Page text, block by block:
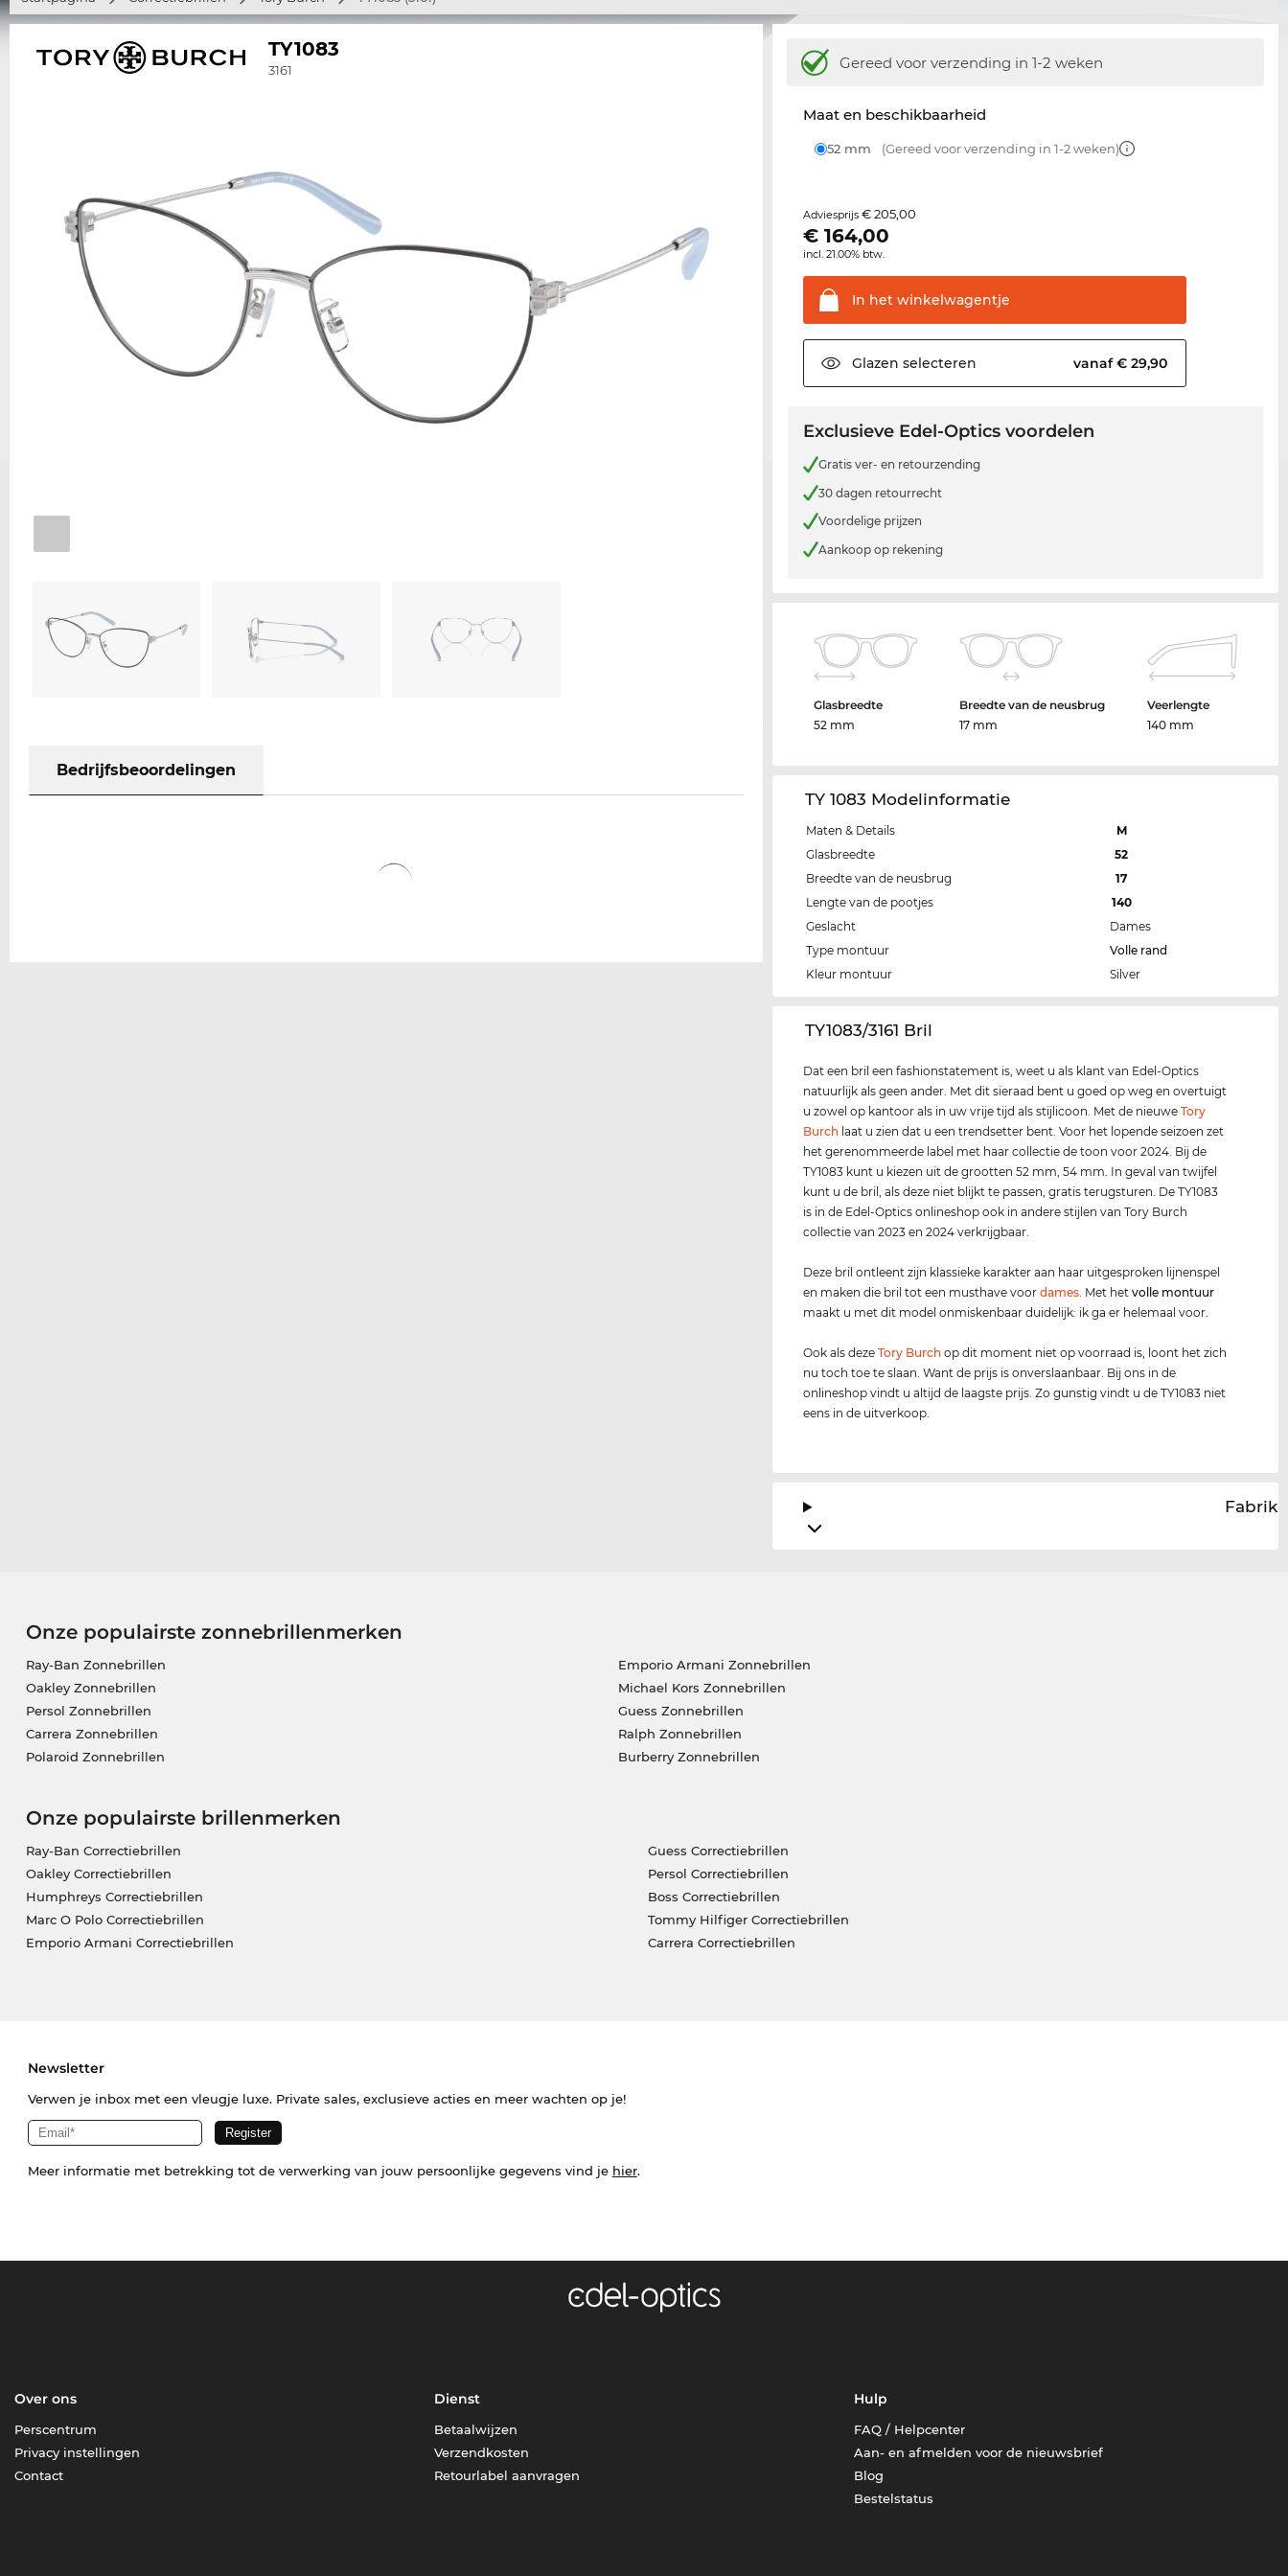
TY1083
3161
Bedrijfsbeoordelingen
Gereed voor verzending in 1-2 weken
Maat en beschikbaarheid
52 mm (Gereed voor verzending in 1-2 weken)
Adviesprijs€ 205,00
€164,00
incl. 21.00% btw.
In het winkelwagentje
Glazen selecteren vanaf € 29,90
Exclusieve Edel-Optics voordelen
Gratis ver- en retourzending
30 dagen retourrecht
Voordelige prijzen
Aankoop op rekening
Glasbreedte
52 mm
Breedte van de neusbrug
17 mm
Veerlengte
140 mm
TY 1083 Modelinformatie
Maten & Details
M
Glasbreedte
52
Breedte van de neusbrug
17
Lengte van de pootjes
140
Geslacht
Dames
Type montuur
Volle rand
Kleur montuur
Silver
‌TY1083/3161 Bril
Dat een bril een fashionstatement is, weet u als klant van Edel-Optics
natuurlijk als geen ander. Met dit sieraad bent u goed op weg en overtuigt
u zowel op kantoor als in uw vrije tijd als stijlicoon. Met de nieuweTory
Burch laat u zien dat u een trendsetter bent. Voor het lopende seizoen zet
het gerenommeerde label met haar collectie de toon voor 2024. Bij de
TY1083 kunt u kiezen uit de grootten 52 mm, 54 mm. In geval van twijfel
kunt u de bril, als deze niet blijkt te passen, gratis terugsturen. De TY1083
is in de Edel-Optics onlineshop ook in andere stijlen van Tory Burch
collectie van 2023 en 2024 verkrijgbaar.
Deze bril ontleent zijn klassieke karakter aan haar uitgesproken lijnenspel
en maken die bril tot een musthave voordames. Met hetvolle montuur
maakt u met dit model onmiskenbaar duidelijk: ik ga er helemaal voor.
Ook als dezeTory Burch op dit moment niet op voorraad is, loont het zich
nu toch toe te slaan. Want de prijs is onverslaanbaar. Bij ons in de
onlineshop vindt u altijd de laagste prijs. Zo gunstig vindt u de TY1083 niet
eens in de uitverkoop.
Onze populairste zonnebrillenmerken
Ray-Ban Zonnebrillen
Oakley Zonnebrillen
Persol Zonnebrillen
Carrera Zonnebrillen
Polaroid Zonnebrillen
Emporio Armani Zonnebrillen
Michael Kors Zonnebrillen
Guess Zonnebrillen
Ralph Zonnebrillen
Burberry Zonnebrillen
Onze populairste brillenmerken
Ray-Ban Correctiebrillen
Oakley Correctiebrillen
Humphreys Correctiebrillen
Marc O Polo Correctiebrillen
Emporio Armani Correctiebrillen
Guess Correctiebrillen
Persol Correctiebrillen
Boss Correctiebrillen
Tommy Hilfiger Correctiebrillen
Carrera Correctiebrillen
Newsletter
Verwen je inbox met een vleugje luxe. Private sales, exclusieve acties en meer wachten op je!
Meer informatie met betrekking tot de verwerking van jouw persoonlijke gegevens vind je hier.
Over ons
Perscentrum
Privacy instellingen
Contact
Dienst
Betaalwijzen
Verzendkosten
Retourlabel aanvragen
Hulp
FAQ / Helpcenter
Aan- en afmelden voor de nieuwsbrief
Blog
Bestelstatus